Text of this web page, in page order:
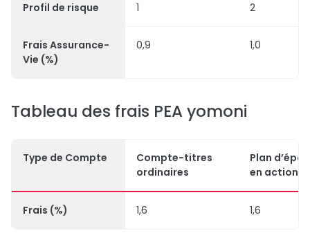
Profil de risque 1 2
Frais Assurance-
Vie (%)
0,9 1,0
Tableau des frais PEA yomoni
Type de Compte
Compte-titres
ordinaires
Plan
en actions
Frais (%) 1,6 1,6